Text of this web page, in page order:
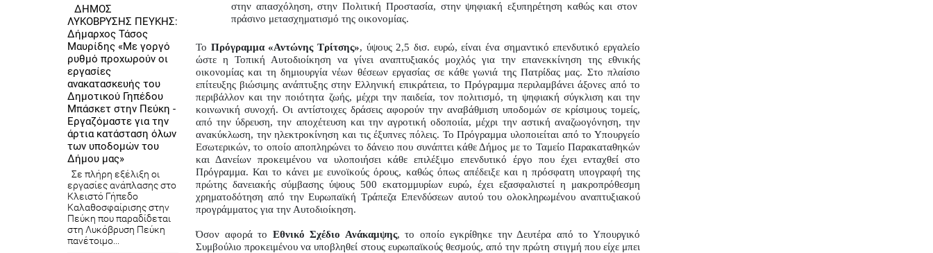
στην απασχόληση, στην Πολιτική Προστασία, στην ψηφιακή εξυπηρέτηση καθώς και στον
πράσινο μετασχηματισμό της οικονομίας.
Το Πρόγραμμα «Αντώνης Τρίτσης», ύψους 2,5 δισ. ευρώ, είναι ένα σημαντικό επενδυτικό εργαλείο
ώστε η Τοπική Αυτοδιοίκηση να γίνει αναπτυξιακός μοχλός για την επανεκκίνηση της εθνικής
οικονομίας και τη δημιουργία νέων θέσεων εργασίας σε κάθε γωνιά της Πατρίδας μας. Στο πλαίσιο
επίτευξης βιώσιμης ανάπτυξης στην Ελληνική επικράτεια, το Πρόγραμμα περιλαμβάνει άξονες από το
περιβάλλον και την ποιότητα ζωής, μέχρι την παιδεία, τον πολιτισμό, τη ψηφιακή σύγκλιση και την
κοινωνική συνοχή. Οι αντίστοιχες δράσεις αφορούν την αναβάθμιση υποδομών σε κρίσιμους τομείς,
από την ύδρευση, την αποχέτευση και την αγροτική οδοποιία, μέχρι την αστική αναζωογόνηση, την
ανακύκλωση, την ηλεκτροκίνηση και τις έξυπνες πόλεις. Το Πρόγραμμα υλοποιείται από το Υπουργείο
Εσωτερικών, το οποίο αποπληρώνει το δάνειο που συνάπτει κάθε Δήμος με το Ταμείο Παρακαταθηκών
και Δανείων προκειμένου να υλοποιήσει κάθε επιλέξιμο επενδυτικό έργο που έχει ενταχθεί στο
Πρόγραμμα. Και το κάνει με ευνοϊκούς όρους, καθώς όπως απέδειξε και η πρόσφατη υπογραφή της
πρώτης δανειακής σύμβασης ύψους 500 εκατομμυρίων ευρώ, έχει εξασφαλιστεί η μακροπρόθεσμη
χρηματοδότηση από την Ευρωπαϊκή Τράπεζα Επενδύσεων αυτού του ολοκληρωμένου αναπτυξιακού
προγράμματος για την Αυτοδιοίκηση.
Όσον αφορά το Εθνικό Σχέδιο Ανάκαμψης, το οποίο εγκρίθηκε την Δευτέρα από το Υπουργικό
Συμβούλιο προκειμένου να υποβληθεί στους ευρωπαϊκούς θεσμούς, από την πρώτη στιγμή που είχε μπει
ΔΗΜΟΣ
ΛΥΚΟΒΡΥΣΗΣ ΠΕΥΚΗΣ:
Δήμαρχος Τάσος
Μαυρίδης «Με γοργό
ρυθμό προχωρούν οι
εργασίες
ανακατασκευής του
Δημοτικού Γηπέδου
Μπάσκετ στην Πεύκη -
Εργαζόμαστε για την
άρτια κατάσταση όλων
των υποδομών του
Δήμου μας»
Σε πλήρη εξέλιξη οι
εργασίες ανάπλασης στο
Κλειστό Γήπεδο
Καλαθοσφαίρισης στην
Πεύκη που παραδίδεται
στη Λυκόβρυση Πεύκη
πανέτοιμο...